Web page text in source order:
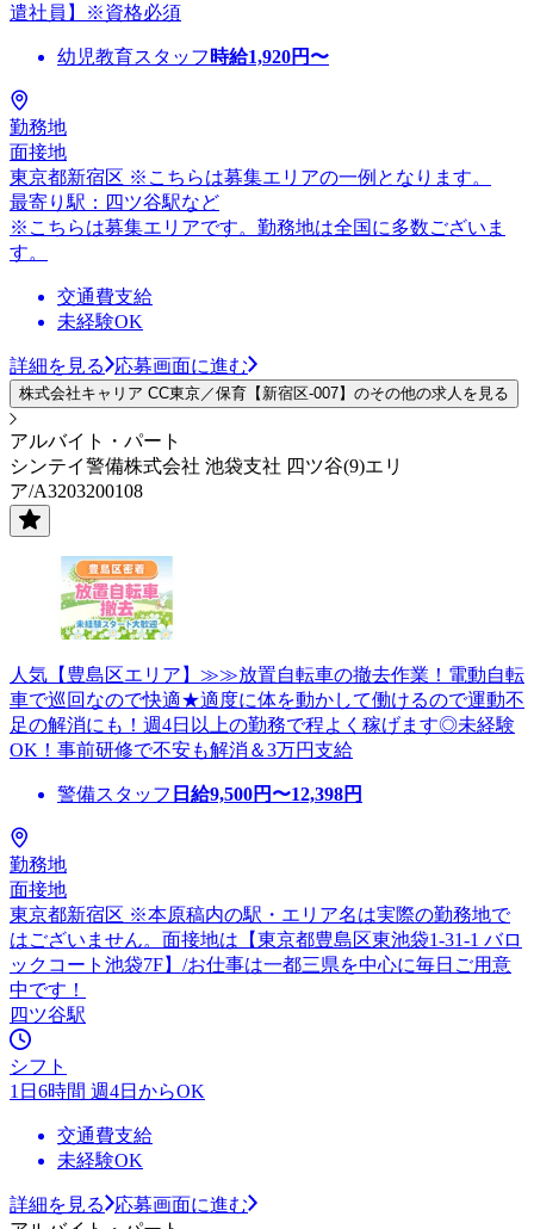
遣社員】※資格必須
幼児教育スタッフ 時給1,920円〜
勤務地
面接地
東京都新宿区 ※こちらは募集エリアの一例となります。
最寄り駅：四ツ谷駅など
※こちらは募集エリアです。勤務地は全国に多数ございま
す。
交通費支給
未経験OK
詳細を見る 応募画面に進む
株式会社キャリア CC東京／保育【新宿区-007】のその他の求人を見る
アルバイト・パート
シンテイ警備株式会社 池袋支社 四ツ谷(9)エリ
ア/A3203200108
人気【豊島区エリア】≫≫放置自転車の撤去作業！電動自転
車で巡回なので快適★適度に体を動かして働けるので運動不
足の解消にも！週4日以上の勤務で程よく稼げます◎未経験
OK！事前研修で不安も解消＆3万円支給
警備スタッフ 日給9,500円〜12,398円
勤務地
面接地
東京都新宿区 ※本原稿内の駅・エリア名は実際の勤務地で
はございません。面接地は【東京都豊島区東池袋1-31-1 バロ
ックコート池袋7F】/お仕事は一都三県を中心に毎日ご用意
中です！
四ツ谷駅
シフト
1日6時間 週4日からOK
交通費支給
未経験OK
詳細を見る
応募画面に進む